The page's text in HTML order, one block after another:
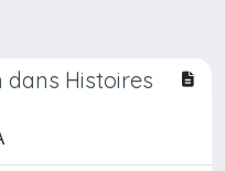
Histoires